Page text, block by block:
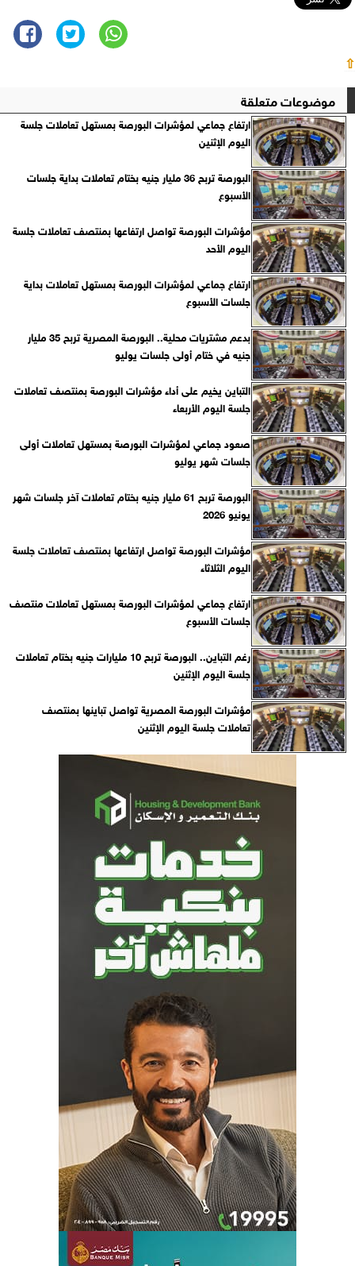
⇧
موضوعات متعلقة
ارتفاع جماعي لمؤشرات البورصة بمستهل تعاملات جلسة
اليوم الإثنين
البورصة تربح 36 مليار جنيه بختام تعاملات بداية جلسات
الأسبوع
مؤشرات البورصة تواصل ارتفاعها بمنتصف تعاملات جلسة
اليوم الأحد
ارتفاع جماعي لمؤشرات البورصة بمستهل تعاملات بداية
جلسات الأسبوع
بدعم مشتريات محلية.. البورصة المصرية تربح 35 مليار
جنيه في ختام أولى جلسات يوليو
التباين يخيم على أداء مؤشرات البورصة بمنتصف تعاملات
جلسة اليوم الأربعاء
صعود جماعي لمؤشرات البورصة بمستهل تعاملات أولى
جلسات شهر يوليو
البورصة تربح 61 مليار جنيه بختام تعاملات آخر جلسات شهر
يونيو 2026
مؤشرات البورصة تواصل ارتفاعها بمنتصف تعاملات جلسة
اليوم الثلاثاء
ارتفاع جماعي لمؤشرات البورصة بمستهل تعاملات منتصف
جلسات الأسبوع
رغم التباين.. البورصة تربح 10 مليارات جنيه بختام تعاملات
جلسة اليوم الإثنين
مؤشرات البورصة المصرية تواصل تباينها بمنتصف
تعاملات جلسة اليوم الإثنين